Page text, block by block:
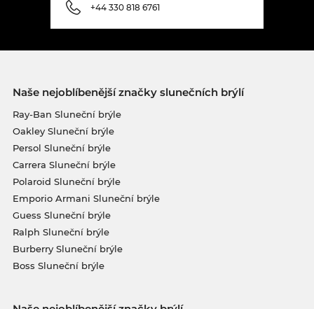
+44 330 818 6761
Naše nejoblíbenější značky slunečních brýlí
Ray-Ban Sluneční brýle
Oakley Sluneční brýle
Persol Sluneční brýle
Carrera Sluneční brýle
Polaroid Sluneční brýle
Emporio Armani Sluneční brýle
Guess Sluneční brýle
Ralph Sluneční brýle
Burberry Sluneční brýle
Boss Sluneční brýle